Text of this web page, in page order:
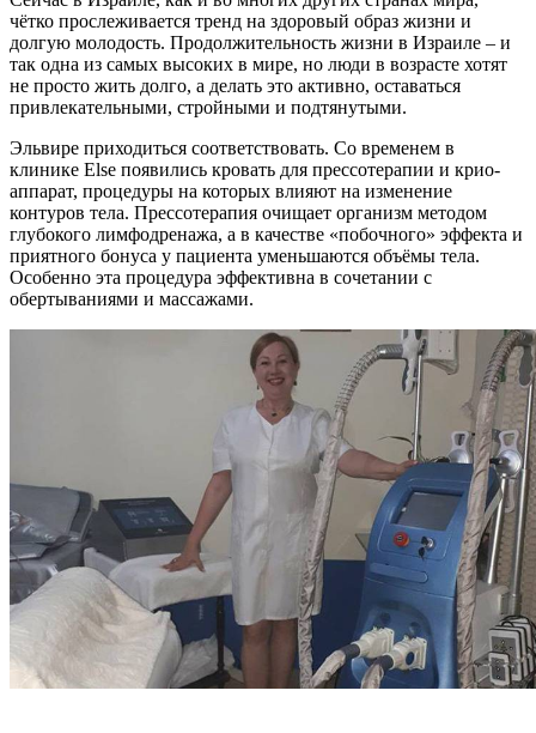
чётко прослеживается тренд на здоровый образ жизни и
долгую молодость. Продолжительность жизни в Израиле – и
так одна из самых высоких в мире, но люди в возрасте хотят
не просто жить долго, а делать это активно, оставаться
привлекательными, стройными и подтянутыми.
Эльвире приходиться соответствовать. Со временем в
клинике Else появились кровать для прессотерапии и крио-
аппарат, процедуры на которых влияют на изменение
контуров тела. Прессотерапия очищает организм методом
глубокого лимфодренажа, а в качестве «побочного» эффекта и
приятного бонуса у пациента уменьшаются объёмы тела.
Особенно эта процедура эффективна в сочетании с
обертываниями и массажами.